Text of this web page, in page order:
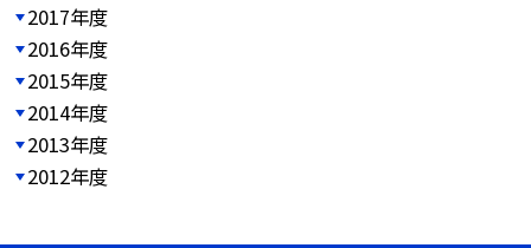
2017年度
2016年度
2015年度
2014年度
2013年度
2012年度